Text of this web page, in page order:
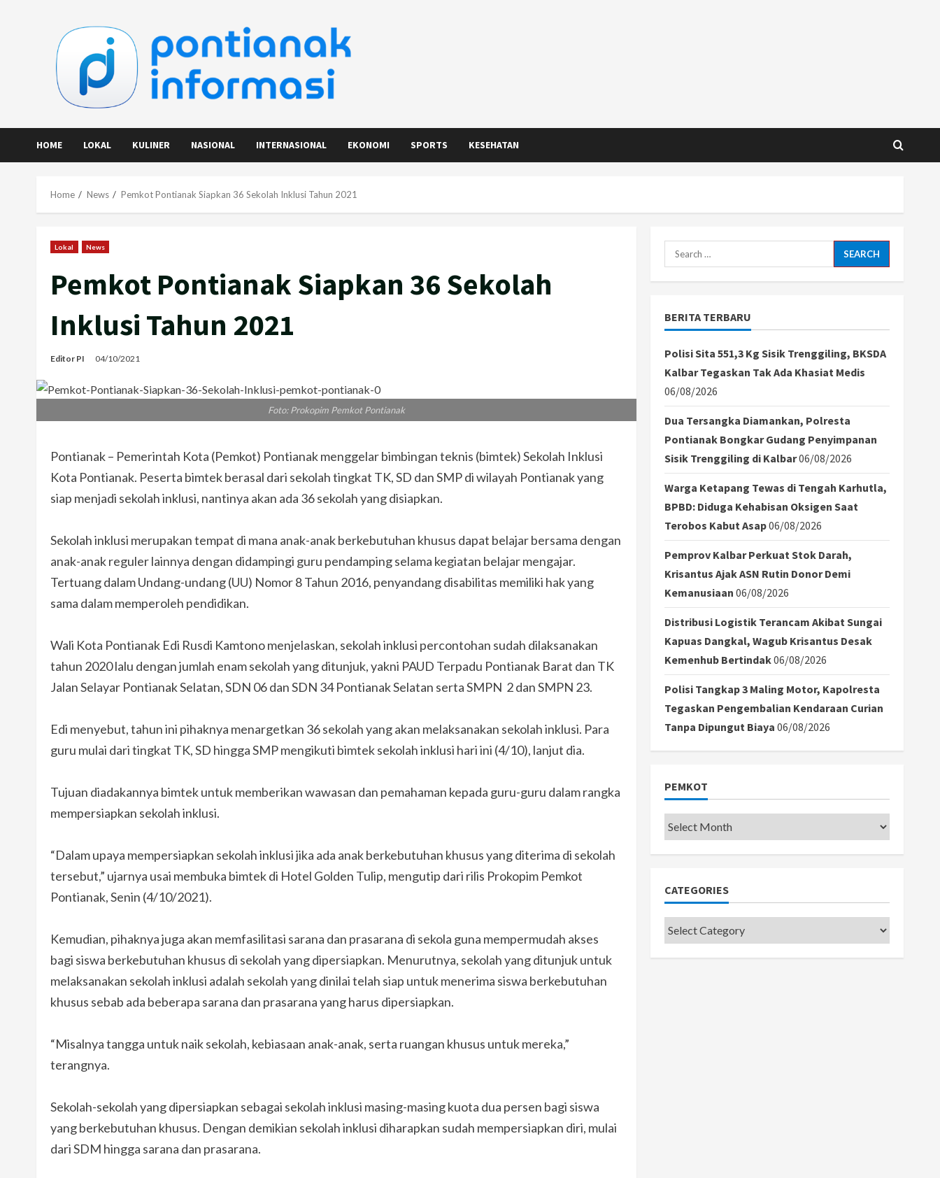
HOME LOKAL KULINER NASIONAL INTERNASIONAL EKONOMI SPORTS KESEHATAN
Home News Pemkot Pontianak Siapkan 36 Sekolah Inklusi Tahun 2021
Lokal News
Pemkot Pontianak Siapkan 36 Sekolah
Inklusi Tahun 2021
Editor PI 04/10/2021
Foto: Prokopim Pemkot Pontianak
Pontianak – Pemerintah Kota (Pemkot) Pontianak menggelar bimbingan teknis (bimtek) Sekolah Inklusi
Kota Pontianak. Peserta bimtek berasal dari sekolah tingkat TK, SD dan SMP di wilayah Pontianak yang
siap menjadi sekolah inklusi, nantinya akan ada 36 sekolah yang disiapkan.
Sekolah inklusi merupakan tempat di mana anak-anak berkebutuhan khusus dapat belajar bersama dengan
anak-anak reguler lainnya dengan didampingi guru pendamping selama kegiatan belajar mengajar.
Tertuang dalam Undang-undang (UU) Nomor 8 Tahun 2016, penyandang disabilitas memiliki hak yang
sama dalam memperoleh pendidikan.
Wali Kota Pontianak Edi Rusdi Kamtono menjelaskan, sekolah inklusi percontohan sudah dilaksanakan
tahun 2020 lalu dengan jumlah enam sekolah yang ditunjuk, yakni PAUD Terpadu Pontianak Barat dan TK
Jalan Selayar Pontianak Selatan, SDN 06 dan SDN 34 Pontianak Selatan serta SMPN 2 dan SMPN 23.
Edi menyebut, tahun ini pihaknya menargetkan 36 sekolah yang akan melaksanakan sekolah inklusi. Para
guru mulai dari tingkat TK, SD hingga SMP mengikuti bimtek sekolah inklusi hari ini (4/10), lanjut dia.
Tujuan diadakannya bimtek untuk memberikan wawasan dan pemahaman kepada guru-guru dalam rangka
mempersiapkan sekolah inklusi.
“Dalam upaya mempersiapkan sekolah inklusi jika ada anak berkebutuhan khusus yang diterima di sekolah
tersebut,” ujarnya usai membuka bimtek di Hotel Golden Tulip, mengutip dari rilis Prokopim Pemkot
Pontianak, Senin (4/10/2021).
Kemudian, pihaknya juga akan memfasilitasi sarana dan prasarana di sekola guna mempermudah akses
bagi siswa berkebutuhan khusus di sekolah yang dipersiapkan. Menurutnya, sekolah yang ditunjuk untuk
melaksanakan sekolah inklusi adalah sekolah yang dinilai telah siap untuk menerima siswa berkebutuhan
khusus sebab ada beberapa sarana dan prasarana yang harus dipersiapkan.
“Misalnya tangga untuk naik sekolah, kebiasaan anak-anak, serta ruangan khusus untuk mereka,”
terangnya.
Sekolah-sekolah yang dipersiapkan sebagai sekolah inklusi masing-masing kuota dua persen bagi siswa
yang berkebutuhan khusus. Dengan demikian sekolah inklusi diharapkan sudah mempersiapkan diri, mulai
dari SDM hingga sarana dan prasarana.
Search
for:
BERITA TERBARU
Polisi Sita 551,3 Kg Sisik Trenggiling, BKSDA
Kalbar Tegaskan Tak Ada Khasiat Medis
06/08/2026
Dua Tersangka Diamankan, Polresta
Pontianak Bongkar Gudang Penyimpanan
Sisik Trenggiling di Kalbar06/08/2026
Warga Ketapang Tewas di Tengah Karhutla,
BPBD: Diduga Kehabisan Oksigen Saat
Terobos Kabut Asap06/08/2026
Pemprov Kalbar Perkuat Stok Darah,
Krisantus Ajak ASN Rutin Donor Demi
Kemanusiaan 06/08/2026
Distribusi Logistik Terancam Akibat Sungai
Kapuas Dangkal, Wagub Krisantus Desak
Kemenhub Bertindak06/08/2026
Polisi Tangkap 3 Maling Motor, Kapolresta
Tegaskan Pengembalian Kendaraan Curian
Tanpa Dipungut Biaya 06/08/2026
PEMKOT
Pemkot
CATEGORIES
Categories